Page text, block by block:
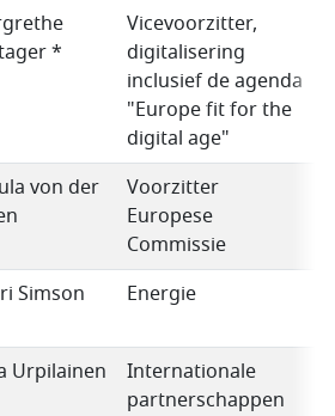
*
Vicevoorzitter,
digitalisering
inclusief de agenda
"Europe fit for the
digital age"
von der
Voorzitter
Europese
Commissie
Simson Energie
Urpilainen
Internationale
partnerschappen